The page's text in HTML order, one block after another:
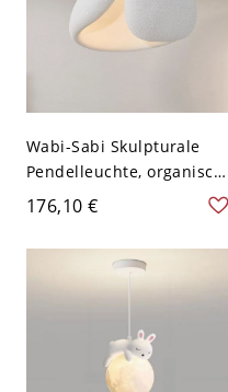
Wabi-Sabi Skulpturale
Pendelleuchte, organische
Harz-Hängelampe mit
steinähnlicher Textur für
Kücheninsel - Weiß 110V-
176,10 €